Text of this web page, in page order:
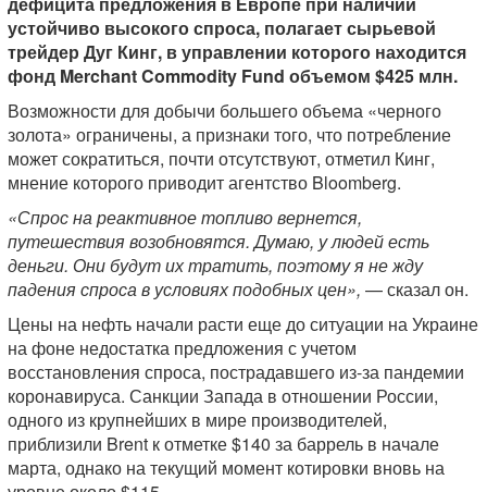
устойчиво высокого спроса, полагает сырьевой
трейдер Дуг Кинг, в управлении которого находится
фонд Merchant Commodity Fund объемом $425 млн.
Возможности для добычи большего объема «черного
золота» ограничены, а признаки того, что потребление
может сократиться, почти отсутствуют, отметил Кинг,
мнение которого приводит агентство Bloomberg.
«Спрос на реактивное топливо вернется,
путешествия возобновятся. Думаю, у людей есть
деньги. Они будут их тратить, поэтому я не жду
падения спроса в условиях подобных цен», — сказал он.
Цены на нефть начали расти еще до ситуации на Украине
на фоне недостатка предложения с учетом
восстановления спроса, пострадавшего из-за пандемии
коронавируса. Санкции Запада в отношении России,
одного из крупнейших в мире производителей,
приблизили Brent к отметке $140 за баррель в начале
марта, однако на текущий момент котировки вновь на